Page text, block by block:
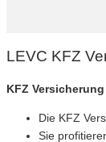
LEVC KFZ
KFZ
Die KFZ
Sie